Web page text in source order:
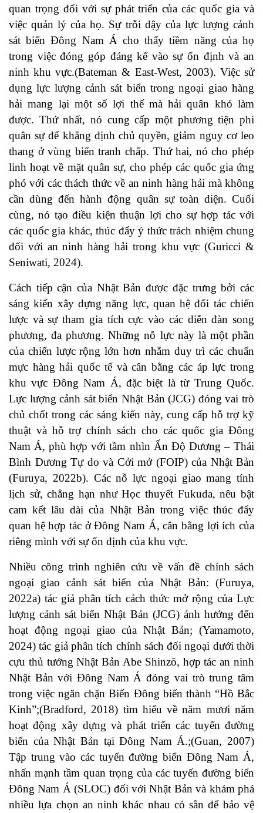
quan trọng đối với sự phát triển của các quốc gia và
việc quản lý của họ. Sự trỗi dậy của lực lượng cảnh
sát biển Đông Nam Á cho thấy tiềm năng của họ
trong việc đóng góp đáng kể vào sự ổn định và an
ninh khu vực.(Bateman & East-West, 2003). Việc sử
dụng lực lượng cảnh sát biển trong ngoại giao hàng
hải mang lại một số lợi thế mà hải quân khó làm
được. Thứ nhất, nó cung cấp một phương tiện phi
quân sự để khẳng định chủ quyền, giảm nguy cơ leo
thang ở vùng biển tranh chấp. Thứ hai, nó cho phép
linh hoạt về mặt quân sự, cho phép các quốc gia ứng
phó với các thách thức về an ninh hàng hải mà không
cần dùng đến hành động quân sự toàn diện. Cuối
cùng, nó tạo điều kiện thuận lợi cho sự hợp tác với
các quốc gia khác, thúc đẩy ý thức trách nhiệm chung
đối với an ninh hàng hải trong khu vực (Guricci &
Seniwati, 2024).
Cách tiếp cận của Nhật Bản được đặc trưng bởi các
sáng kiến ​​xây dựng năng lực, quan hệ đối tác chiến
lược và sự tham gia tích cực vào các diễn đàn song
phương, đa phương. Những nỗ lực này là một phần
của chiến lược rộng lớn hơn nhằm duy trì các chuẩn
mực hàng hải quốc tế và cân bằng các áp lực trong
khu vực Đông Nam Á, đặc biệt là từ Trung Quốc.
Lực lượng cảnh sát biển Nhật Bản (JCG) đóng vai trò
chủ chốt trong các sáng kiến ​​này, cung cấp hỗ trợ kỹ
thuật và hỗ trợ chính sách cho các quốc gia Đông
Nam Á, phù hợp với tầm nhìn Ấn Độ Dương – Thái
Bình Dương Tự do và Cởi mở (FOIP) của Nhật Bản
(Furuya, 2022b). Các nỗ lực ngoại giao mang tính
lịch sử, chẳng hạn như Học thuyết Fukuda, nêu bật
cam kết lâu dài của Nhật Bản trong việc thúc đẩy
quan hệ hợp tác ở Đông Nam Á, cân bằng lợi ích của
riêng mình với sự ổn định của khu vực.
Nhiều công trình nghiên cứu về vấn đề chính sách
ngoại giao cảnh sát biển của Nhật Bản: (Furuya,
2022a) tác giả phân tích cách thức mở rộng của Lực
lượng cảnh sát biển Nhật Bản (JCG) ảnh hưởng đến
hoạt động ngoại giao của Nhật Bản; (Yamamoto,
2024) tác giả phân tích chính sách đối ngoại dưới thời
cựu thủ tướng Nhật Bản Abe Shinzō, hợp tác an ninh
Nhật Bản với Đông Nam Á đóng vai trò trung tâm
trong việc ngăn chặn Biển Đông biến thành “Hồ Bắc
Kinh”;(Bradford, 2018) tìm hiểu về năm mươi năm
hoạt động xây dựng và phát triển các tuyến đường
biển của Nhật Bản tại Đông Nam Á.;(Guan, 2007)
Tập ​​trung vào các tuyến đường biển Đông Nam Á,
nhấn mạnh tầm quan trọng của các tuyến đường biển
Đông Nam Á (SLOC) đối với Nhật Bản và khám phá
nhiều lựa chọn an ninh khác nhau có sẵn để bảo vệ